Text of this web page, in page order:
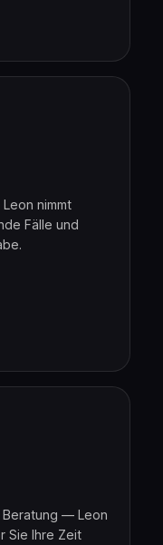
nimmt
Fälle und
Beratung — Leon
Sie Ihre Zeit